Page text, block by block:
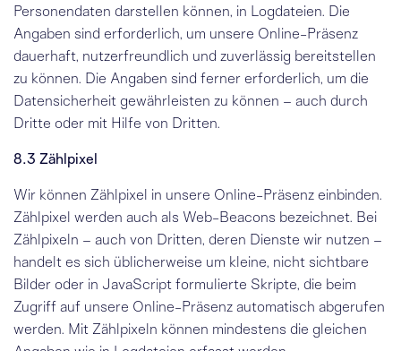
Personendaten darstellen können, in Log­dateien. Die
Angaben sind erforderlich, um unsere Online-Präsenz
dauerhaft, nutzerfreundlich und zuverlässig bereitstellen
zu können. Die Angaben sind ferner erforderlich, um die
Datensicherheit gewährleisten zu können – auch durch
Dritte oder mit Hilfe von Dritten.
8.3 Zählpixel
Wir können Zählpixel in unsere Online-Präsenz einbinden.
Zählpixel werden auch als Web-Beacons bezeichnet. Bei
Zählpixeln – auch von Dritten, deren Dienste wir nutzen –
handelt es sich üblicherweise um kleine, nicht sichtbare
Bilder oder in JavaScript formulierte Skripte, die beim
Zugriff auf unsere Online-Präsenz automatisch abgerufen
werden. Mit Zählpixeln können mindestens die gleichen